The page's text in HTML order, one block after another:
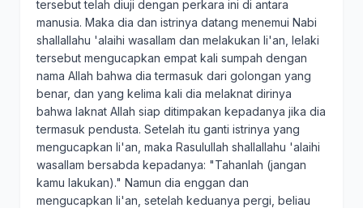
tersebut telah diuji dengan perkara ini di antara
manusia. Maka dia dan istrinya datang menemui Nabi
shallallahu 'alaihi wasallam dan melakukan li'an, lelaki
tersebut mengucapkan empat kali sumpah dengan
nama Allah bahwa dia termasuk dari golongan yang
benar, dan yang kelima kali dia melaknat dirinya
bahwa laknat Allah siap ditimpakan kepadanya jika dia
termasuk pendusta. Setelah itu ganti istrinya yang
mengucapkan li'an, maka Rasulullah shallallahu 'alaihi
wasallam bersabda kepadanya: "Tahanlah (jangan
kamu lakukan)." Namun dia enggan dan
mengucapkan li'an, setelah keduanya pergi, beliau